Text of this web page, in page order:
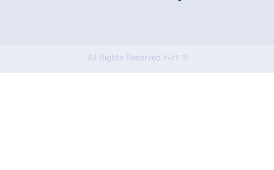
© 2026 All Rights Reserved.